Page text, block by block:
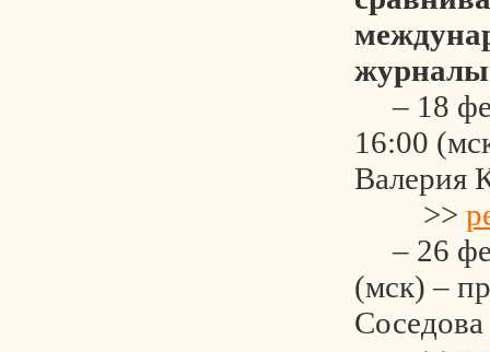
журналы
– 18
16:00
Валерия
>>
– 26
(мск) –
Соседова